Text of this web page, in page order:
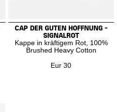
CAP DER GUTEN HOFFNUNG -
SIGNALROT
Kappe in kräftigem Rot, 100%
Brushed Heavy Cotton
Eur 30